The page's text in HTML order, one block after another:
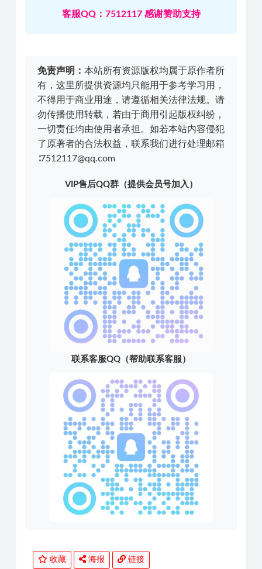
客服QQ：7512117 感谢赞助支持
免责声明： 本站所有资源版权均属于原作者所
有，这里所提供资源均只能用于参考学习用，
不得用于商业用途，请遵循相关法律法规。请
勿传播使用转载，若由于商用引起版权纠纷，
一切责任均由使用者承担。如若本站内容侵犯
了原著者的合法权益，联系我们进行处理邮箱
∶7512117@qq.com
VIP售后QQ群（提供会员号加入）
联系客服QQ（帮助联系客服）
收藏 海报 链接